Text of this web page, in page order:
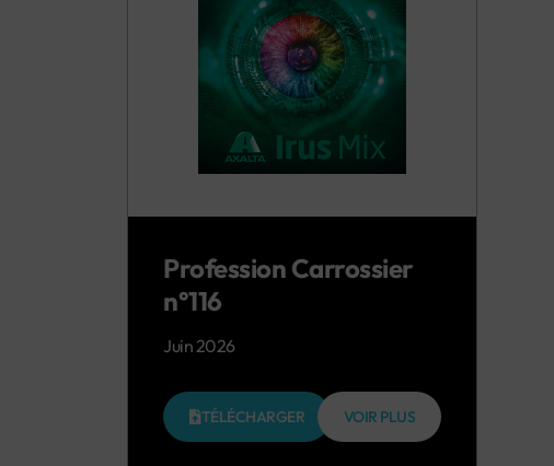
Profession Carrossier
n°116
Juin 2026
TÉLÉCHARGER VOIR PLUS